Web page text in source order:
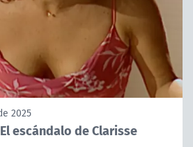
2025
escándalo de Clarisse